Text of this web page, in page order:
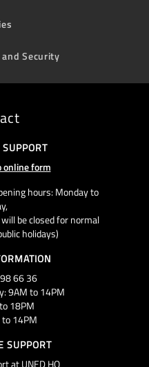
Security
online form
hours: Monday to
be closed for normal
holidays)
66 36
9AM to 14PM
18PM
to 14PM
SUPPORT
at UNED HQ